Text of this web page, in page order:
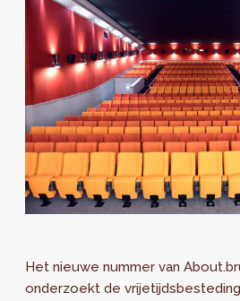
Het nieuwe nummer van
onderzoekt de